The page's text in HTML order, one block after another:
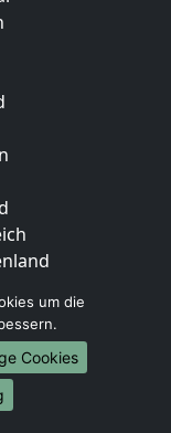
um die
Cookies